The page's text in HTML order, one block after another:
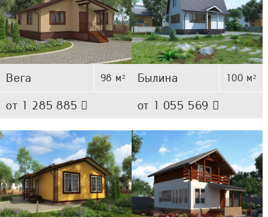
Вега 98 м²
от 1 285 885
Былина 100 м²
от 1 055 569